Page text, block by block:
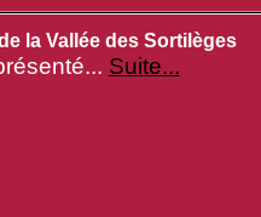
la Vallée des Sortilèges
Suite...